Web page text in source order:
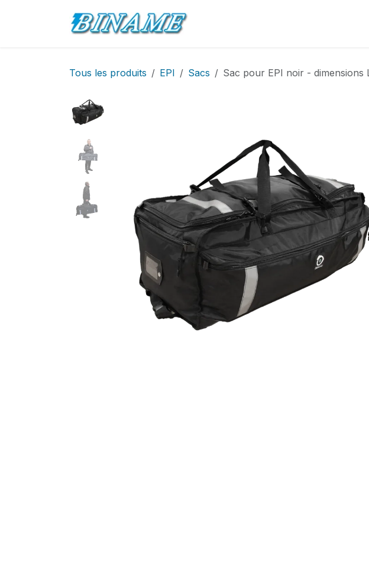
Tous les produits EPI Sacs Sac pour EPI noir - dimensions